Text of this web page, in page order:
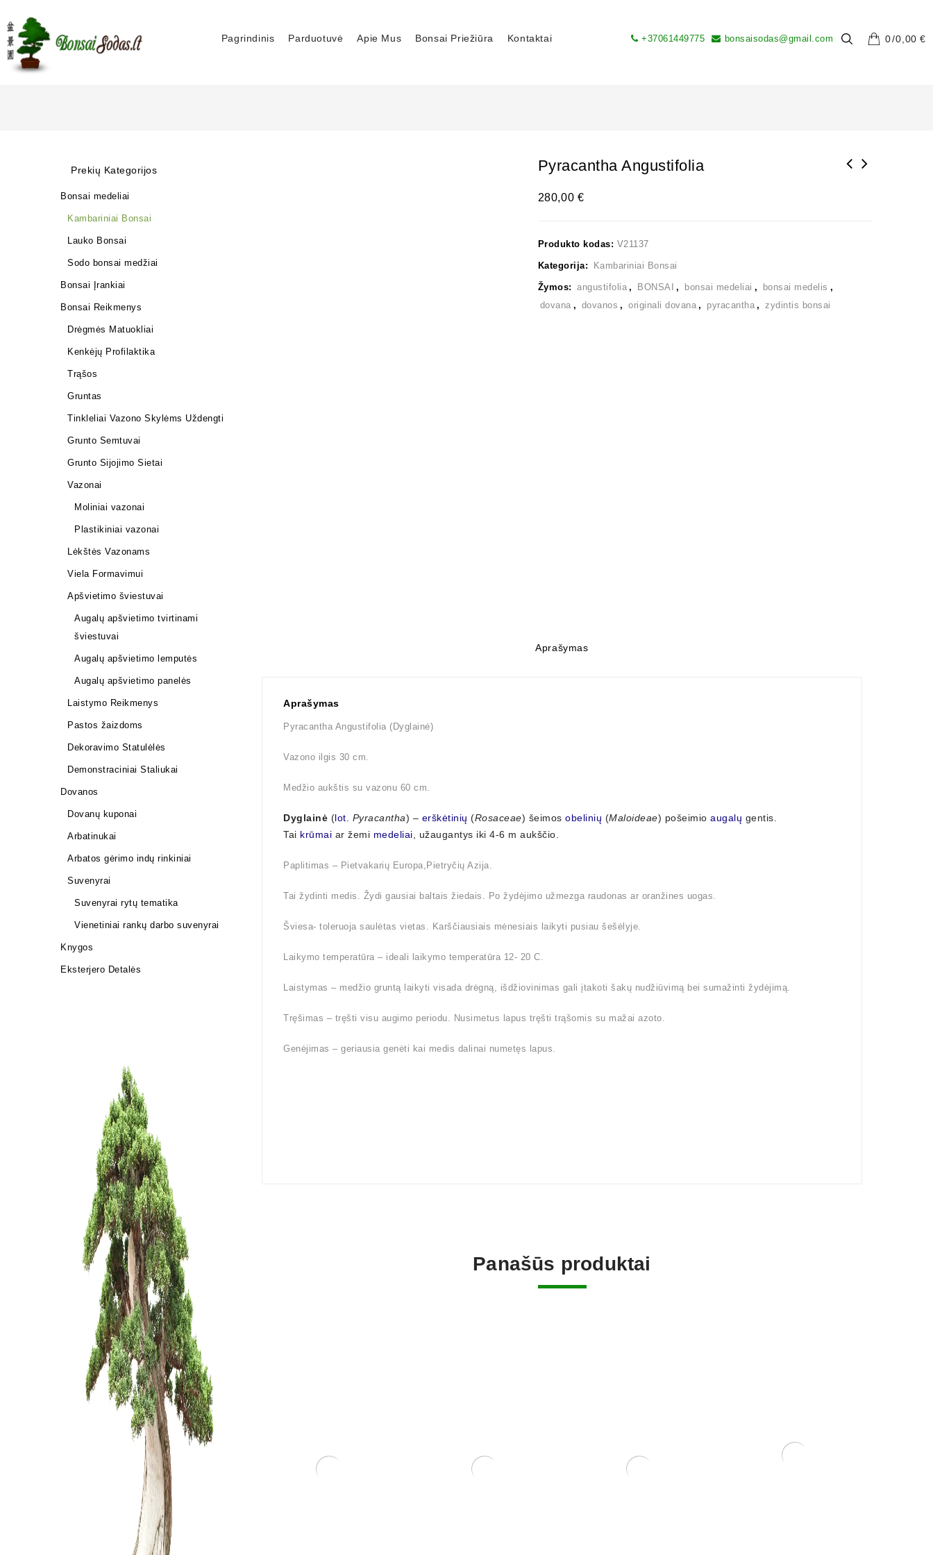
Pagrindinis Parduotuvė Apie Mus Bonsai Priežiūra Kontaktai 0 0,00€
+37061449775 bonsaisodas@gmail.com
Pyracantha Angustifolia
280,00 €
Produkto kodas: V21137
Kategorija: Kambariniai Bonsai
Žymos: angustifolia , BONSAI , bonsai medeliai , bonsai medelis ,
dovana , dovanos , originali dovana , pyracantha , zydintis bonsai
Aprašymas
Aprašymas
Pyracantha Angustifolia (Dyglainė)
Vazono ilgis 30 cm.
Medžio aukštis su vazonu 60 cm.
Dyglainė (lot. Pyracantha) – erškėtinių (Rosaceae) šeimos obelinių (Maloideae) pošeimio augalų gentis.
Tai krūmai ar žemi medeliai , užaugantys iki 4-6 m aukščio.
Paplitimas – Pietvakarių Europa,Pietryčių Azija.
Tai žydinti medis. Žydi gausiai baltais žiedais. Po žydėjimo užmezga raudonas ar oranžines uogas.
Šviesa- toleruoja saulėtas vietas. Karščiausiais mėnesiais laikyti pusiau šešėlyje.
Laikymo temperatūra – ideali laikymo temperatūra 12- 20 C.
Laistymas – medžio gruntą laikyti visada drėgną, išdžiovinimas gali įtakoti šakų nudžiūvimą bei sumažinti žydėjimą.
Tręšimas – tręšti visu augimo periodu. Nusimetus lapus tręšti trąšomis su mažai azoto.
Genėjimas – geriausia genėti kai medis dalinai numetęs lapus.
Panašūs produktai
Prekių Kategorijos
Bonsai medeliai
Kambariniai Bonsai
Lauko Bonsai
Sodo bonsai medžiai
Bonsai Įrankiai
Bonsai Reikmenys
Drėgmės Matuokliai
Kenkėjų Profilaktika
Trąšos
Gruntas
Tinkleliai Vazono Skylėms Uždengti
Grunto Semtuvai
Grunto Sijojimo Sietai
Vazonai
Moliniai vazonai
Plastikiniai vazonai
Lėkštės Vazonams
Viela Formavimui
Apšvietimo šviestuvai
Augalų apšvietimo tvirtinami
šviestuvai
Augalų apšvietimo lemputės
Augalų apšvietimo panelės
Laistymo Reikmenys
Pastos žaizdoms
Dekoravimo Statulėlės
Demonstraciniai Staliukai
Dovanos
Dovanų kuponai
Arbatinukai
Arbatos gėrimo indų rinkiniai
Suvenyrai
Suvenyrai rytų tematika
Vienetiniai rankų darbo suvenyrai
Knygos
Eksterjero Detalės